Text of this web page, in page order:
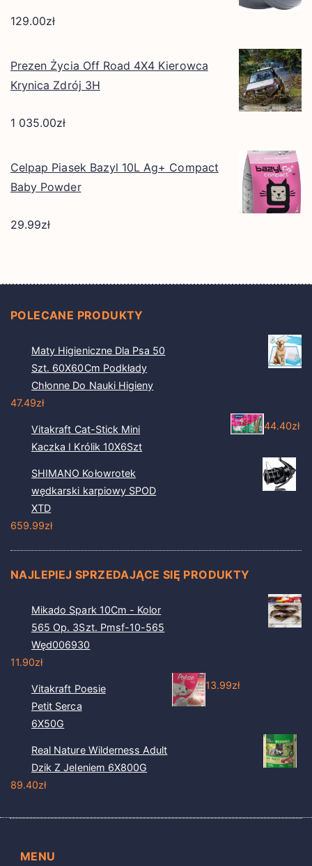
129.00zł
Prezen Życia Off Road 4X4 Kierowca
Krynica Zdrój 3H
1 035.00zł
Celpap Piasek Bazyl 10L Ag+ Compact
Baby Powder
29.99zł
POLECANE PRODUKTY
Maty Higieniczne Dla Psa 50
Szt. 60X60Cm Podkłady
Chłonne Do Nauki Higieny
47.49zł
Vitakraft Cat-Stick Mini
Kaczka I Królik 10X6Szt
44.40zł
SHIMANO Kołowrotek
wędkarski karpiowy SPOD
XTD
659.99zł
NAJLEPIEJ SPRZEDAJĄCE SIĘ PRODUKTY
Mikado Spark 10Cm - Kolor
565 Op. 3Szt. Pmsf-10-565
Węd006930
11.90zł
Vitakraft Poesie
Petit Serca
6X50G
13.99zł
Real Nature Wilderness Adult
Dzik Z Jeleniem 6X800G
89.40zł
MENU